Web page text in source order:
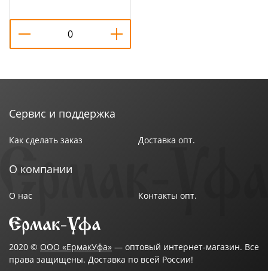
Сервис и поддержка
Как сделать заказ Доставка опт.
О компании
О нас Контакты опт.
2020 © ООО «ЕрмакУфа» — оптовый интернет-магазин. Все
права защищены. Доставка по всей России!